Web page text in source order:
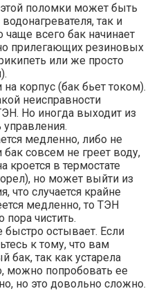
поломки может быть
так и
всего бак начинает
прилегающих резиновых
или же просто
корпус (бак бьет током).
неисправности
Но иногда выходит из
управления.
медленно, либо не
бак совсем не греет воду,
кроется в термостате
но может выйти из
что случается крайне
медленно, то ТЭН
чистить.
быстро остывает. Если
к тому, что вам
бак, так как устарела
можно попробовать ее
но это довольно сложно.